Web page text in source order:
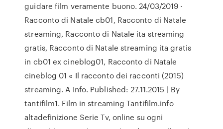
guidare film veramente buono. 24/03/2019 ·
Racconto di Natale cb01, Racconto di Natale
streaming, Racconto di Natale ita streaming
gratis, Racconto di Natale streaming ita gratis
in cb01 ex cineblog01, Racconto di Natale
cineblog 01 « Il racconto dei racconti (2015)
streaming. A Info. Published: 27.11.2015 | By
tantifilm1. Film in streaming Tantifilm.info
altadefinizione Serie Tv, online su ogni